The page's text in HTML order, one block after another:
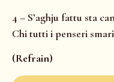
4 – S’aghju fattu sta
Chi tutti i penseri
(Refrain)